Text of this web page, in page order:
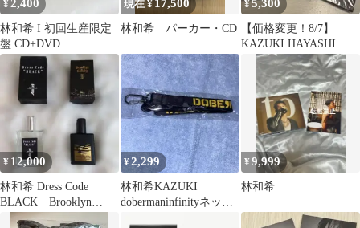
¥2,400
林和希 I 初回生産限定
盤 CD+DVD
現在 ¥ 17,500
林和希 パーカー・CD
¥5,300
【価格変更！8/7】
KAZUKI HAYASHI グ
ッズセット 林和希
¥ 12,000
林和希 Dress Code
BLACK Brooklyn
Lullaby 香水
¥2,299
林和希KAZUKI
dobermaninfinityネック
¥9,999
林和希